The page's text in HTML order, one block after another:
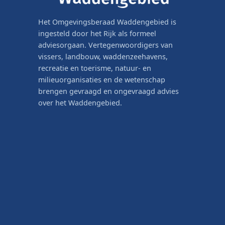
Het Omgevingsberaad Waddengebied is
ingesteld door het Rijk als formeel
adviesorgaan. Vertegenwoordigers van
vissers, landbouw, waddenzeehavens,
recreatie en toerisme, natuur- en
milieuorganisaties en de wetenschap
brengen gevraagd en ongevraagd advies
over het Waddengebied.